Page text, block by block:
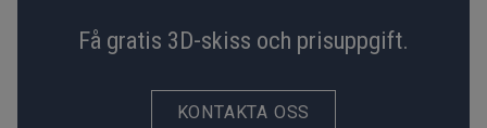
Få gratis 3D-skiss och prisuppgift.
KONTAKTA OSS